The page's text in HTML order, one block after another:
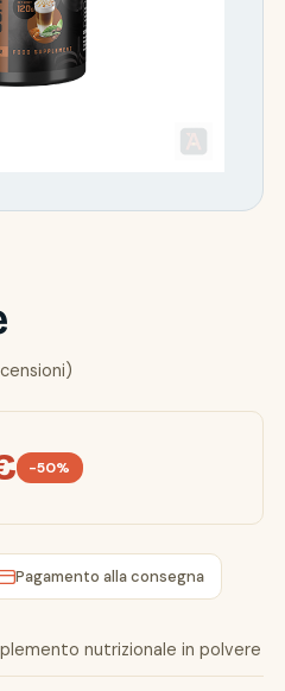
-50%
Pagamento alla consegna
nutrizionale in polvere